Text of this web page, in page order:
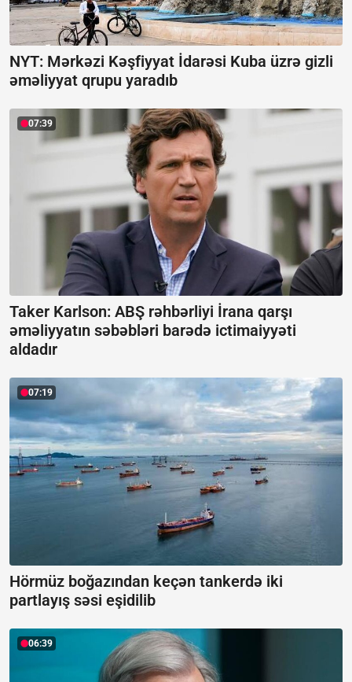
NYT: Mərkəzi Kəşfiyyat İdarəsi Kuba üzrə gizli
əməliyyat qrupu yaradıb
07:39
Taker Karlson: ABŞ rəhbərliyi İrana qarşı
əməliyyatın səbəbləri barədə ictimaiyyəti
aldadır
07:19
Hörmüz boğazından keçən tankerdə iki
partlayış səsi eşidilib
06:39